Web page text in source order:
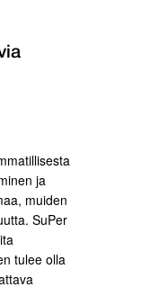
ja
muiden
SuPer
tulee olla